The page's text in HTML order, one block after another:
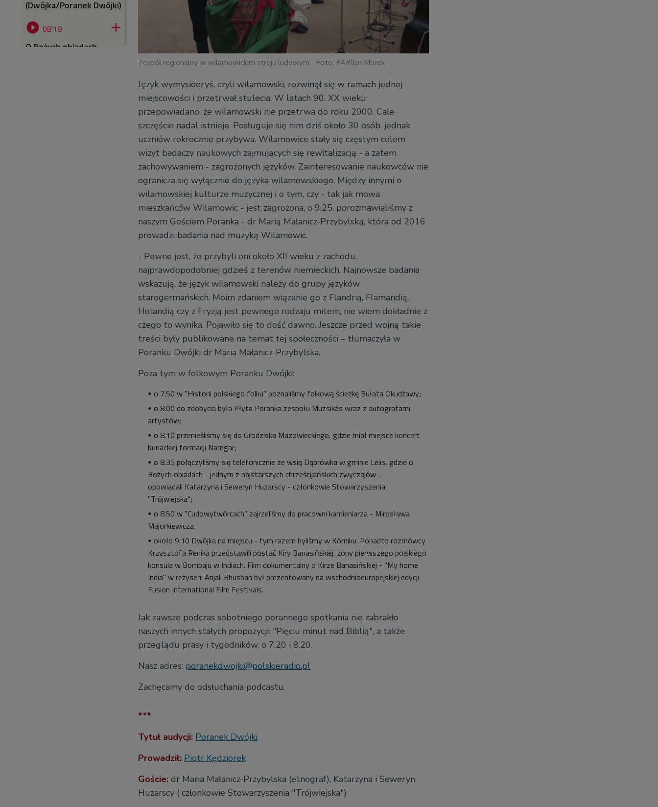
(Dwójka/Poranek Dwójki)
 08'18 
O Bożych obiadach -
Zespół regionalny w wilamowickim stroju ludowym. Foto: PAP/Jan Morek
Język wymysiöeryś, czyli wilamowski, rozwinął się w ramach jednej
miejscowości i przetrwał stulecia. W latach 90. XX wieku
przepowiadano, że wilamowski nie przetrwa do roku 2000. Całe
szczęście nadal istnieje. Posługuje się nim dziś około 30 osób, jednak
uczniów rokrocznie przybywa. Wilamowice stały się częstym celem
wizyt badaczy naukowych zajmujących się rewitalizacją - a zatem
zachowywaniem - zagrożonych języków. Zainteresowanie naukowców nie
ogranicza się wyłącznie do języka wilamowskiego. Między innymi o
wilamowskiej kulturze muzycznej i o tym, czy - tak jak mowa
mieszkańców Wilamowic - jest zagrożona, o 9.25. porozmawialiśmy z
naszym Gościem Poranka - dr Marią Małanicz-Przybylską, która od 2016
prowadzi badania nad muzyką Wilamowic.
- Pewne jest, że przybyli oni około XII wieku z zachodu,
najprawdopodobniej gdzieś z terenów niemieckich. Najnowsze badania
wskazują, że język wilamowski należy do grupy języków
starogermańskich. Moim zdaniem wiązanie go z Flandrią, Flamandią,
Holandią czy z Fryzją jest pewnego rodzaju mitem, nie wiem dokładnie z
czego to wynika. Pojawiło się to dość dawno. Jeszcze przed wojną takie
treści były publikowane na temat tej społeczności – tłumaczyła w
Poranku Dwójki dr Maria Małanicz-Przybylska.
Poza tym w folkowym Poranku Dwójki:
o 7.50 w "Historii polskiego folku" poznaliśmy folkową ścieżkę Bułata Okudżawy;
o 8.00 do zdobycia była Płyta Poranka zespołu Muzsikás wraz z autografami
artystów;
o 8.10 przenieśliśmy się do Grodziska Mazowieckiego, gdzie miał miejsce koncert
buriackiej formacji Namgar;
o 8.35 połączyliśmy się telefonicznie ze wsią Dąbrówka w gminie Lelis, gdzie o
Bożych obiadach - jednym z najstarszych chrześcijańskich zwyczajów -
opowiadali Katarzyna i Seweryn Huzarscy - członkowie Stowarzyszenia
"Trójwiejska";
o 8.50 w "Cudowytwórcach" zajrzeliśmy do pracowni kamieniarza - Mirosława
Majorkiewicza;
około 9.10 Dwójka na miejscu - tym razem byliśmy w Kórniku. Ponadto rozmówcy
Krzysztofa Renika przedstawili postać Kiry Banasińskiej, żony pierwszego polskiego
konsula w Bombaju w Indiach. Film dokumentalny o Kirze Banasińskiej - "My home
India" w reżyserii Anjali Bhushan był prezentowany na wschodnioeuropejskiej edycji
Fusion International Film Festivals.
Jak zawsze podczas sobotniego porannego spotkania nie zabrakło
naszych innych stałych propozycji: "Pięciu minut nad Biblią", a także
przeglądu prasy i tygodników, o 7.20 i 8.20.
Nasz adres: poranekdwojki@polskieradio.pl
Zachęcamy do odsłuchania podcastu.
***
Tytuł audycji: Poranek Dwójki
Prowadził: Piotr Kędziorek
Goście: dr Maria Małanicz-Przybylska (etnograf), Katarzyna i Seweryn
Huzarscy ( członkowie Stowarzyszenia "Trójwiejska")